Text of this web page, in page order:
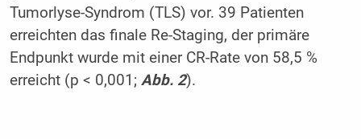
Tumorlyse-Syndrom (TLS) vor. 39 Patienten
erreichten das finale Re-Staging, der primäre
Endpunkt wurde mit einer CR-Rate von 58,5 %
erreicht (p < 0,001; Abb. 2).